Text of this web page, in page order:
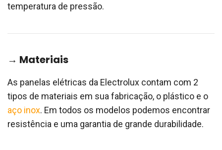
temperatura de pressão.
→ Materiais
As panelas elétricas da Electrolux contam com 2
tipos de materiais em sua fabricação, o plástico e o
aço inox. Em todos os modelos podemos encontrar
resistência e uma garantia de grande durabilidade.